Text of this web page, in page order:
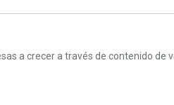
a crecer a través de contenido de